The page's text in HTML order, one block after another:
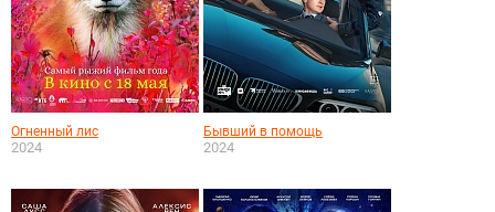
Огненный лис
2024
Бывший в помощь
2024